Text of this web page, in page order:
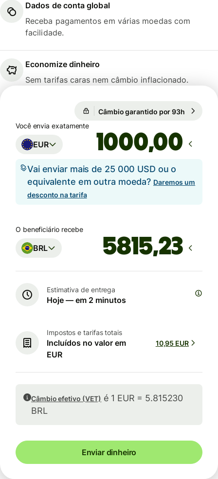
Dados de conta global
Receba pagamentos em várias moedas com
facilidade.
Economize dinheiro
Sem tarifas caras nem câmbio inflacionado.
Câmbio garantido por 93h
Você envia exatamente
EUR ,00
Vai enviar mais de 25 000 USD ou o
equivalente em outra moeda? Daremos um
desconto na tarifa
O beneficiário recebe
BRL
Estimativa de entrega
Hoje — em 2 minutos
Impostos e tarifas totais
Incluídos no valor em
EUR
10,95 EUR
Câmbio efetivo (VET) é 1 EUR = 5.815230
BRL
Enviar dinheiro